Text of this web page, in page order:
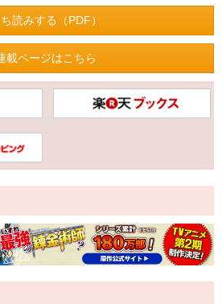
読みする（PDF）
載ページはこちら